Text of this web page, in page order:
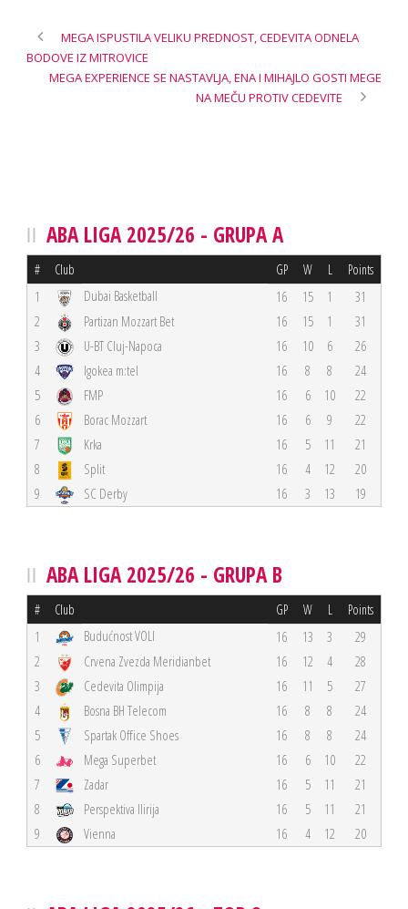
MEGA ISPUSTILA VELIKU PREDNOST, CEDEVITA ODNELA
BODOVE IZ MITROVICE
MEGA EXPERIENCE SE NASTAVLJA, ENA I MIHAJLO GOSTI MEGE
NA MEČU PROTIV CEDEVITE
ABA LIGA 2025/26 - GRUPA A
# Club GP W L Points
1 Dubai Basketball 16 15 1
31
2
Partizan Mozzart Bet 16 15 1
31
3
U-BT Cluj-Napoca 16 10 6
26
4
Igokea m:tel 16 8 8
24
5
FMP 16 6 10
22
6
Borac Mozzart 16 6 9
22
7
Krka 16 5 11
21
8
Split 16 4 12
20
9
SC Derby 16 3 13 19
ABA LIGA 2025/26 - GRUPA B
# Club GP W L Points
1 Budućnost VOLI 16 13 3
29
2
Crvena Zvezda Meridianbet 16 12 4
28
3
Cedevita Olimpija 16 11 5
27
4
Bosna BH Telecom 16 8 8
24
5
Spartak Office Shoes 16 8 8
24
6
Mega Superbet 16 6 10
22
7
Zadar 16 5 11
21
8
Perspektiva Ilirija 16 5 11
21
9
Vienna 16 4 12 20